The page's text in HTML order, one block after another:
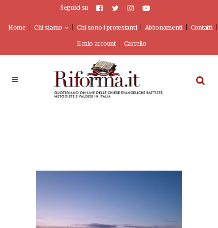
Seguici su
Home Chi siamo Chi sono i protestanti Abbonamenti Contatti
Il mio account Carrello